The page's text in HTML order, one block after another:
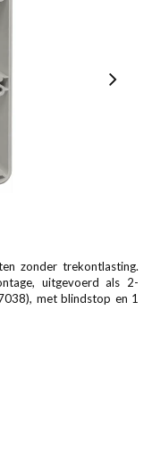
zonder trekontlasting.
uitgevoerd als 2-
met blindstop en 1